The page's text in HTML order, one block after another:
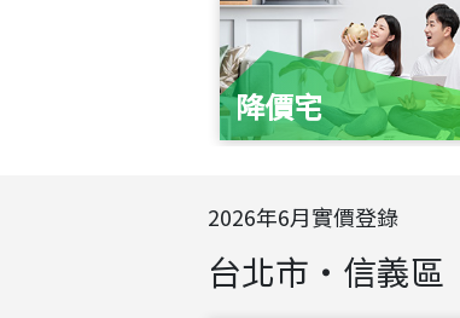
降價宅
2026年6月實價登錄
台北市 ・ 信義區